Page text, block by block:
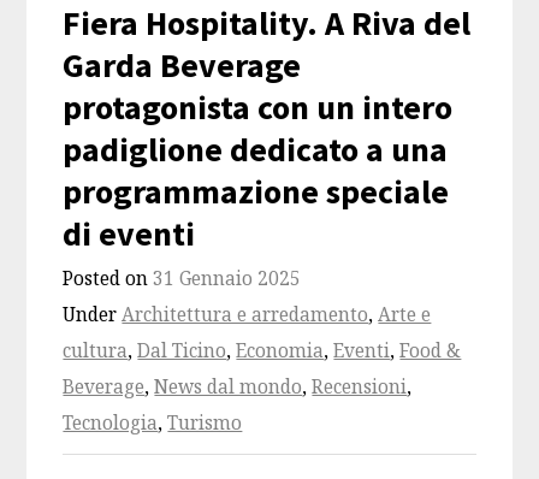
Fiera Hospitality. A Riva del
Garda Beverage
protagonista con un intero
padiglione dedicato a una
programmazione speciale
di eventi
Posted on31 Gennaio 2025
UnderArchitettura e arredamento,Arte e
cultura,Dal Ticino,Economia,Eventi,Food &
Beverage,News dal mondo,Recensioni,
Tecnologia,Turismo